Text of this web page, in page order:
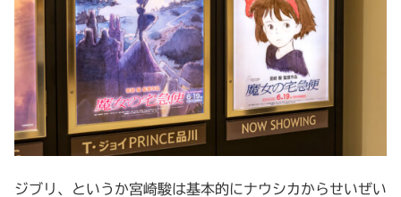
ジブリ、というか宮崎駿は基本的にナウシカからせいぜい